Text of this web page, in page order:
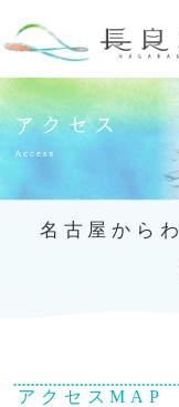
名古屋から
アクセスMAP